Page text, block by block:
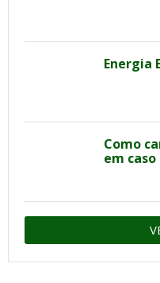
Energia
Como
em